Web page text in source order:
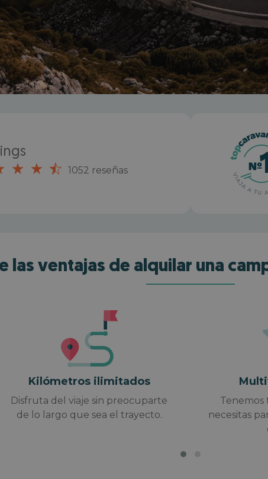
Suscríbete a nuestra
y te regalamos para tu
de autocaravanas y
Nombre*
1052 reseñas
las ventajas de alquilar una
Kilómetros ilimitados
Disfruta del viaje sin preocuparte
de lo largo que sea el trayecto.
Tenemos
necesitas